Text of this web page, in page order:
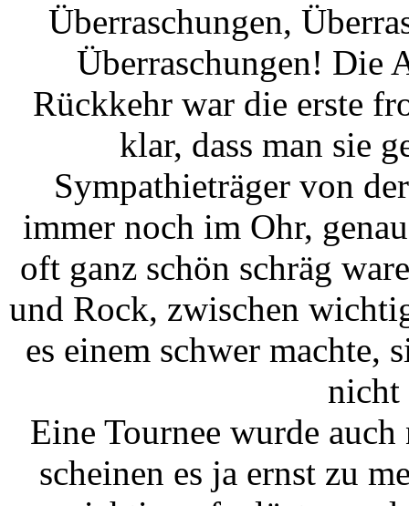
Überraschungen,
Überraschungen! Die
Rückkehr war die erste
klar, dass man sie
Sympathieträger von
immer noch im Ohr,
oft ganz schön schräg
und Rock, zwischen
es einem schwer machte,
nicht
Eine Tournee wurde
scheinen es ja ernst zu